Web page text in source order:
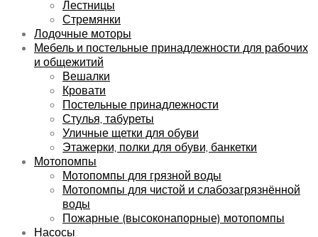
Лестницы
Стремянки
Лодочные моторы
Мебель и постельные принадлежности для рабочих
и общежитий
Вешалки
Кровати
Постельные принадлежности
Стулья, табуреты
Уличные щетки для обуви
Этажерки, полки для обуви, банкетки
Мотопомпы
Мотопомпы для грязной воды
Мотопомпы для чистой и слабозагрязнённой
воды
Пожарные (высоконапорные) мотопомпы
Насосы